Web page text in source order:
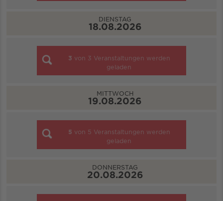
DIENSTAG
18.08.2026
3 von 3 Veranstaltungen werden
geladen
MITTWOCH
19.08.2026
5 von 5 Veranstaltungen werden
geladen
DONNERSTAG
20.08.2026